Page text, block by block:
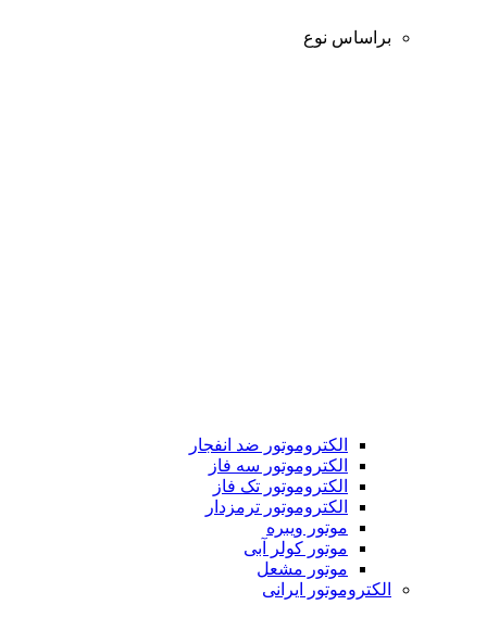
براساس نوع
الکتروموتور ضد انفجار
الکتروموتور سه فاز
الکتروموتور تک فاز
الکتروموتور ترمزدار
موتور ویبره
موتور کولر آبی
موتور مشعل
الکتروموتور ایرانی